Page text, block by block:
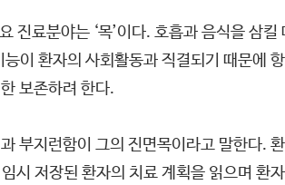
진료분야는 ‘목’이다. 호흡과 음식을 삼
이 환자의 사회활동과 직결되기 때문에
보존하려 한다.
부지런함이 그의 진면목이라고 말한다.
시 저장된 환자의 치료 계획을 읽으며 환